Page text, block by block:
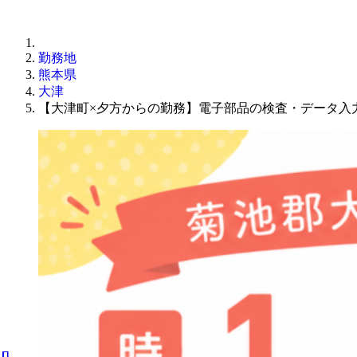
勤務地
熊本県
大津
【大津町×夕方からの勤務】電子部品の検査・データ入